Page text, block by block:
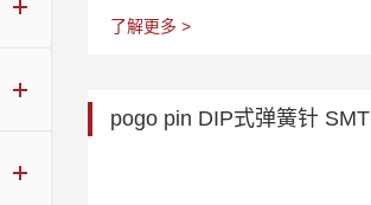
了解更多 >
pogo pin DIP式弹簧针 SMT